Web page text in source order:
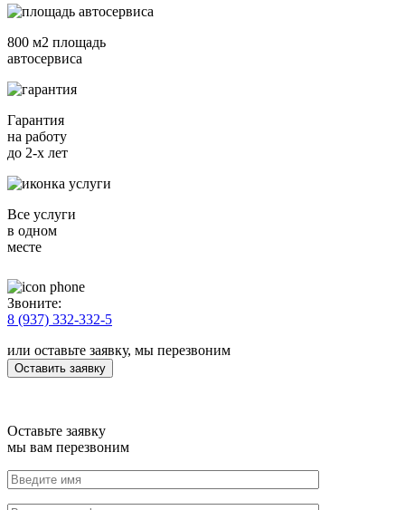
800 м2 площадь
автосервиса
Гарантия
на работу
до 2-х лет
Все услуги
в одном
месте
Звоните:
8 (937) 332-332-5
или оставьте заявку, мы перезвоним
Оставить заявку
Оставьте заявку
мы вам перезвоним